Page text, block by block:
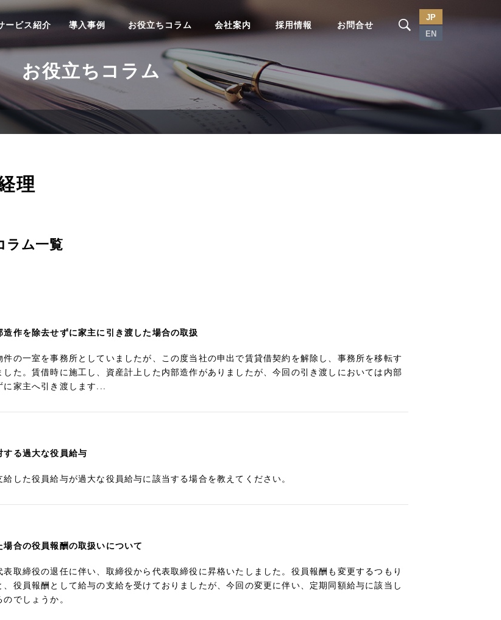
ービス紹介 導入事例 お役立ちコラム 会社案内 採用情報 お問合せ
JP
EN
お役立ちコラム
理
ラム一覧
造作を除去せずに家主に引き渡した場合の取扱
件の一室を事務所としていましたが、この度当社の申出で賃貸借契約を解除し、事務所を移転す
した。賃借時に施工し、資産計上した内部造作がありましたが、今回の引き渡しにおいては内部
家主へ引き渡します...
する過大な役員給与
給した役員給与が過大な役員給与に該当する場合を教えてください。
場合の役員報酬の取扱いについて
表取締役の退任に伴い、取締役から代表取締役に昇格いたしました。役員報酬も変更するつもり
、役員報酬として給与の支給を受けておりましたが、今回の変更に伴い、定期同額給与に該当し
でしょうか。